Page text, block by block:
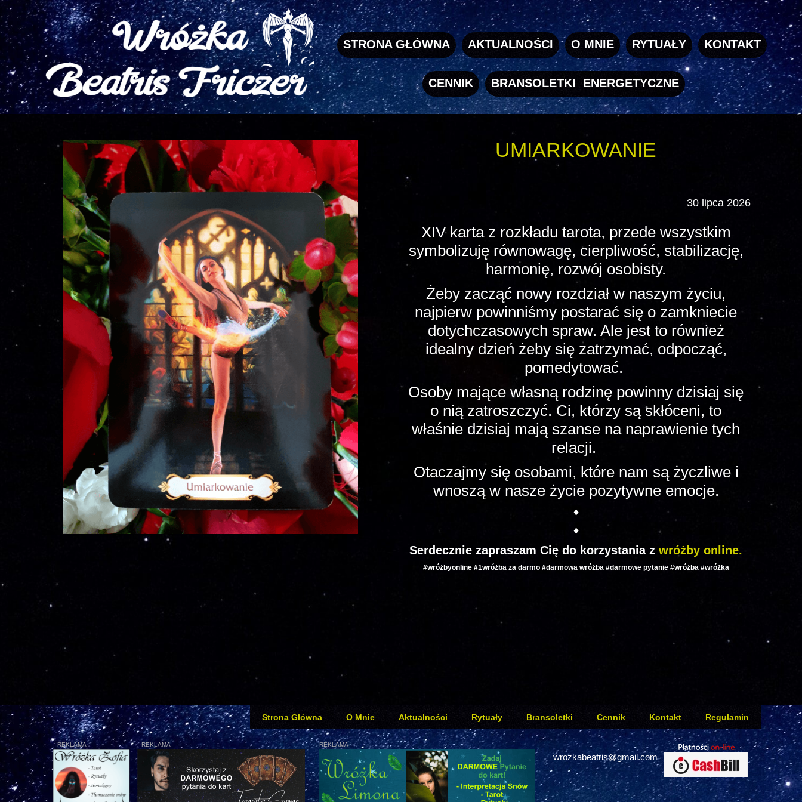
30 lipca 2026
XIV karta z rozkładu tarota, przede wszystkim
symbolizuję równowagę, cierpliwość, stabilizację,
harmonię, rozwój osobisty.
Żeby zacząć nowy rozdział w naszym życiu,
najpierw powinniśmy postarać się o zamkniecie
dotychczasowych spraw. Ale jest to również
idealny dzień żeby się zatrzymać, odpocząć,
pomedytować.
Osoby mające własną rodzinę powinny dzisiaj się
o nią zatroszczyć. Ci, którzy są skłóceni, to
właśnie dzisiaj mają szanse na naprawienie tych
relacji.
Otaczajmy się osobami, które nam są życzliwe i
wnoszą w nasze życie pozytywne emocje.
♦
♦
Serdecznie zapraszam Cię do korzystania z wróżby online.
#wróżbyonline #1wróżba za darmo #darmowa wróżba #darmowe pytanie #wróżba #wróżka
UMIARKOWANIE
CENNIK BRANSOLETKI ENERGETYCZNE
STRONA GŁÓWNA AKTUALNOŚCI O MNIE RYTUAŁY KONTAKT
REKLAMA REKLAMA
REKLAMA
Strona Główna O Mnie Aktualności Rytuały Bransoletki Cennik Kontakt Regulamin
wrozkabeatris@gmail.com